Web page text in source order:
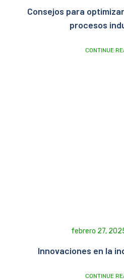
Consejos para
procesos
CONTINUE
febrero 27,
Innovaciones en la
CONTINUE